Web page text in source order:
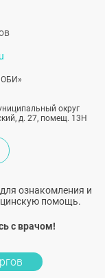
округ
д. 27, помещ. 13Н
ознакомления и
помощь.
с врачом!